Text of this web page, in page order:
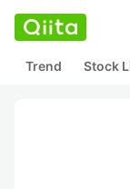
Trend Stock